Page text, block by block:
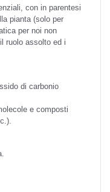
con in parentesi
pianta (solo per
per noi non
ruolo assolto ed i
di carbonio
e composti